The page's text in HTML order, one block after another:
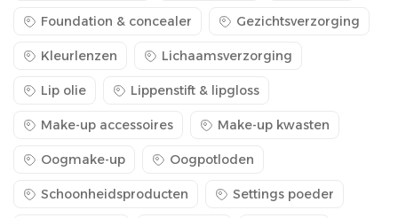
Foundation & concealer Gezichtsverzorging
Kleurlenzen Lichaamsverzorging
Lip olie Lippenstift & lipgloss
Make-up accessoires Make-up kwasten
Oogmake-up Oogpotloden
Schoonheidsproducten Settings poeder